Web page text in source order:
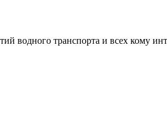
водного транспорта и всех кому